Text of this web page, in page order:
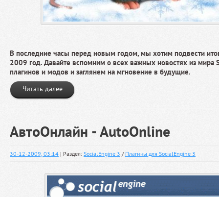
В последние часы перед новым годом, мы хотим подвести
2009 год. Давайте вспомним о всех важных новостях из мира
плагинов и модов и заглянем на мгновение в будущие.
Читать далее
АвтоОнлайн - AutoOnline
30-12-2009, 03:14 | Раздел: SocialEngine 3 / Плагины для SocialEngine 3